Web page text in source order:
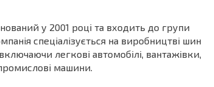
у 2001 році та входить до групи
спеціалізується на виробництві шин
легкові автомобілі, вантажівки,
машини.